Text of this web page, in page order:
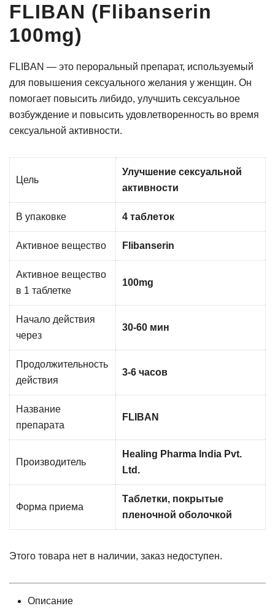
FLIBAN (Flibanserin
100mg)
FLIBAN — это пероральный препарат, используемый
для повышения сексуального желания у женщин. Он
помогает повысить либидо, улучшить сексуальное
возбуждение и повысить удовлетворенность во время
сексуальной активности.
Цель
Улучшение сексуальной
активности
В упаковке 4 таблеток
Активное вещество Flibanserin
Активное вещество
в 1 таблетке
100mg
Начало действия
через
30-60 мин
Продолжительность
действия
3-6 часов
Название
препарата
FLIBAN
Производитель
Healing Pharma India Pvt.
Ltd.
Форма приема
Таблетки, покрытые
пленочной оболочкой
Этого товара нет в наличии, заказ недоступен.
Описание